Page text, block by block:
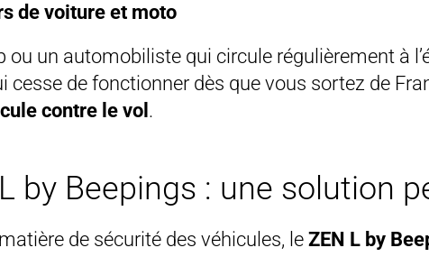
de voiture et moto
un automobiliste qui circule régulièrement à
cesse de fonctionner dès que vous sortez de
contre le vol .
by Beepings : une solution
de sécurité des véhicules, le ZEN L by